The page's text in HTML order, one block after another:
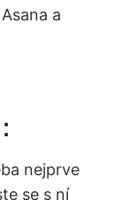
a
nejprve
se s ní